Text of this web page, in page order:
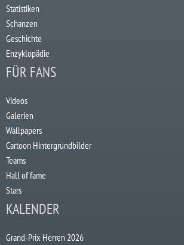
Statistiken
Schanzen
Geschichte
Enzyklopädie
FÜR FANS
Videos
Galerien
Wallpapers
Cartoon Hintergrundbilder
Teams
Hall of fame
Stars
KALENDER
Grand-Prix Herren 2026